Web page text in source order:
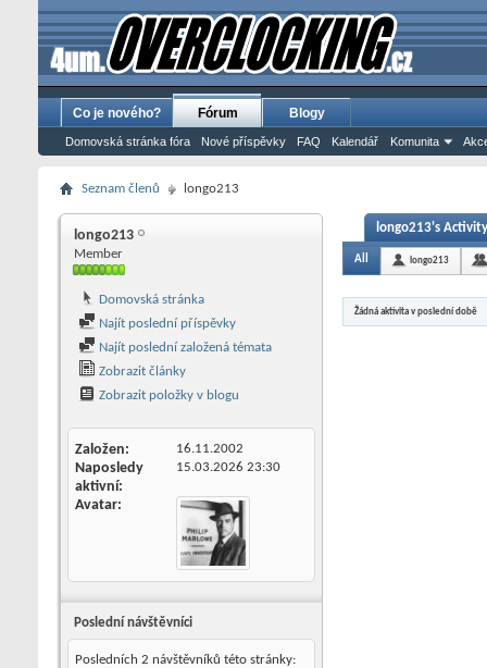
Co je nového? Fórum
Domovská stránka fóra Nové příspěvky FAQ Kalendář Komunita
Blogy
Seznam členů longo213
longo213
Member
Domovská stránka
Najít poslední příspěvky
Najít poslední založená témata
Zobrazit články
Zobrazit položky v blogu
Založen 16.11.2002
Naposledy
aktivní
15.03.2026 23:30
Avatar
Poslední návštěvníci
Posledních 2 návštěvníků této stránky:
longo213's Activity
All longo213
Žádná aktivita v poslední době